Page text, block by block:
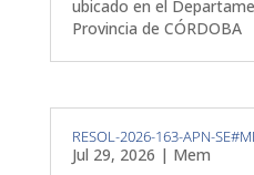
ubicado en el
Provincia de CÓRDOBA
RESOL-2026-163-APN-
Jul 29, 2026 | Mem